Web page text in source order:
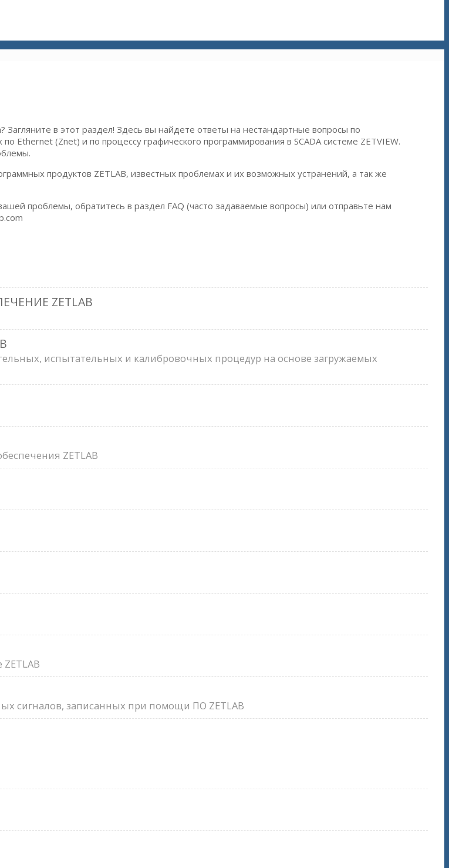
в этот раздел! Здесь вы найдете ответы на нестандартные вопросы по
Ethernet (Znet) и по процессу графического программирования в SCADA системе ZETVIEW.
продуктов ZETLAB, известных проблемах и их возможных устранений, а так же
проблемы, обратитесь в раздел FAQ (часто задаваемые вопросы) или отправьте нам
ZETLAB
испытательных и калибровочных процедур на основе загружаемых
ZETLAB
сигналов, записанных при помощи ПО ZETLAB